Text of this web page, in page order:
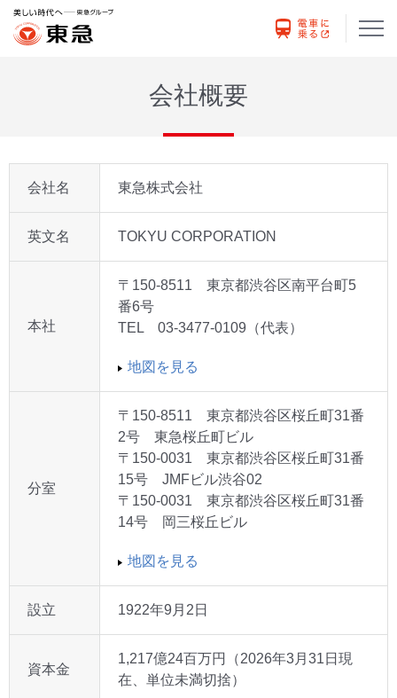
会社概要
会社名 東急株式会社
英文名 TOKYU CORPORATION
本社
〒150-8511 東京都渋谷区南平台町5
番6号
TEL 03-3477-0109（代表）
地図を見る
分室
〒150-8511 東京都渋谷区桜丘町31番
2号 東急桜丘町ビル
〒150-0031 東京都渋谷区桜丘町31番
15号 JMFビル渋谷02
〒150-0031 東京都渋谷区桜丘町31番
14号 岡三桜丘ビル
地図を見る
設立 1922年9月2日
資本金
1,217億24百万円（2026年3月31日現
在、単位未満切捨）